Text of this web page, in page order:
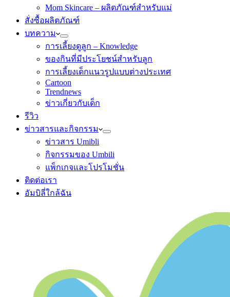
Mom Skincare – ผลิตภัณฑ์สำหรับแม่
สั่งซื้อผลิตภัณฑ์
บทความ
การเลี้ยงดูลูก – Knowledge
ของกินที่มีประโยชน์สำหรับลูก
การเลี้ยงเด็กแนวรูปแบบต่างประเทศ
Cartoon
Trendnews
ข่าวเกี่ยวกับเด็ก
รีวิว
ข่าวสารและกิจกรรม
ข่าวสาร Umibli
กิจกรรมของ Umbili
แพ็กเกจและโปรโมชั่น
ติดต่อเรา
อัมบิลี่ใกล้ฉัน